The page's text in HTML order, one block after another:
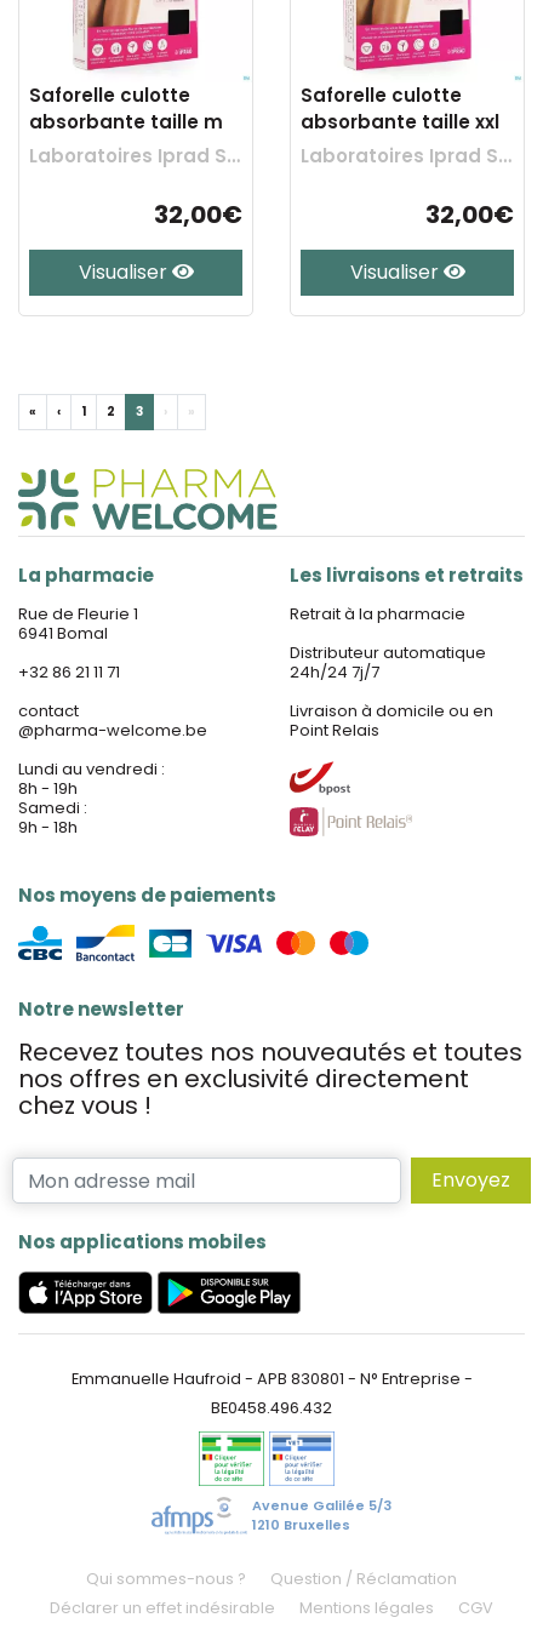
Saforelle culotte
absorbante taille m
Laboratoires Iprad Sante
32,00€
Visualiser
Saforelle culotte
absorbante taille xxl
Laboratoires Iprad Sante
32,00€
Visualiser
« ‹ 1 2 3 › »
La pharmacie
Rue de Fleurie 1
6941 Bomal
+32 86 21 11 71
contact
@pharma-welcome.be
Lundi au vendredi :
8h - 19h
Samedi :
9h - 18h
Nos moyens de paiements
Les livraisons et retraits
Retrait à la pharmacie
Distributeur automatique
24h/24 7j/7
Livraison à domicile ou en
Point Relais
Notre newsletter
Recevez toutes nos nouveautés et toutes
nos offres en exclusivité directement
chez vous !
Envoyez
Nos applications mobiles
Emmanuelle Haufroid - APB 830801 - N° Entreprise -
BE0458.496.432
Avenue Galilée 5/3
1210 Bruxelles
Qui sommes-nous ?
Question / Réclamation
Déclarer un effet indésirable
Mentions légales
CGV